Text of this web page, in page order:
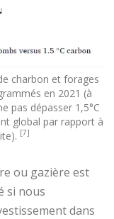
charbon et forages
en 2021 (à
pas dépasser 1,5°C
global par rapport à
[7]
ou gazière est
si nous
dans